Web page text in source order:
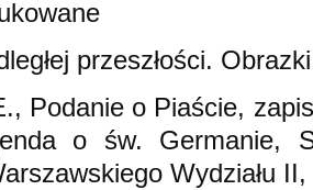
przeszłości.
Podanie o Piaście,
o św. Germanie,
Wydziału